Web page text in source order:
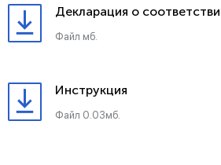
Декларация о
Файл мб.
Инструкция
Файл 0.03мб.